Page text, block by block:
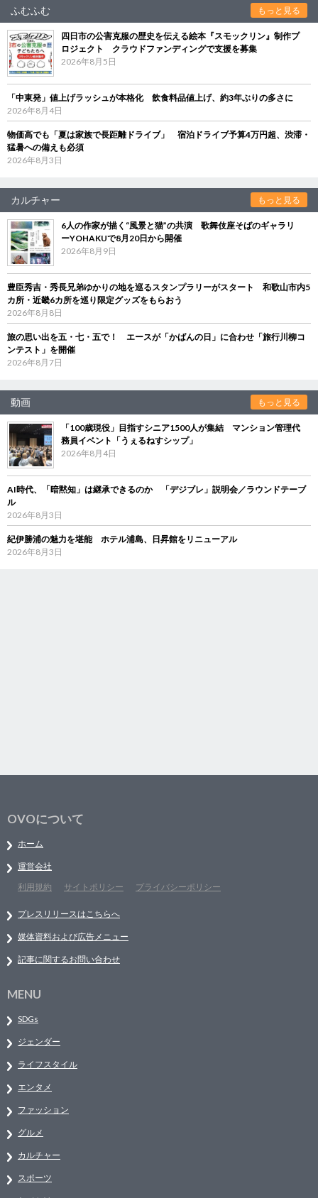
ふむふむ もっと見る
四日市の公害克服の歴史を伝える絵本『スモックリン』制作プ
ロジェクト クラウドファンディングで支援を募集
2026年8月5日
「中東発」値上げラッシュが本格化 飲食料品値上げ、約3年ぶりの多さに
2026年8月4日
物価高でも「夏は家族で長距離ドライブ」 宿泊ドライブ予算4万円超、渋滞・
猛暑への備えも必須
2026年8月3日
カルチャー もっと見る
6人の作家が描く“風景と猫”の共演 歌舞伎座そばのギャラリ
ーYOHAKUで8月20日から開催
2026年8月9日
豊臣秀吉・秀長兄弟ゆかりの地を巡るスタンプラリーがスタート 和歌山市内5
カ所・近畿6カ所を巡り限定グッズをもらおう
2026年8月8日
旅の思い出を五・七・五で！ エースが「かばんの日」に合わせ「旅行川柳コ
ンテスト」を開催
2026年8月7日
動画 もっと見る
「100歳現役」目指すシニア1500人が集結 マンション管理代
務員イベント「うぇるねすシップ」
2026年8月4日
AI時代、「暗黙知」は継承できるのか 「デジブレ」説明会／ラウンドテーブ
ル
2026年8月3日
紀伊勝浦の魅力を堪能 ホテル浦島、日昇館をリニューアル
2026年8月3日
OVOについて
ホーム
運営会社
利用規約
サイトポリシー プライバシーポリシー
プレスリリースはこちらへ
媒体資料および広告メニュー
記事に関するお問い合わせ
MENU
SDGs
ジェンダー
ライフスタイル
エンタメ
ファッション
グルメ
カルチャー
スポーツ